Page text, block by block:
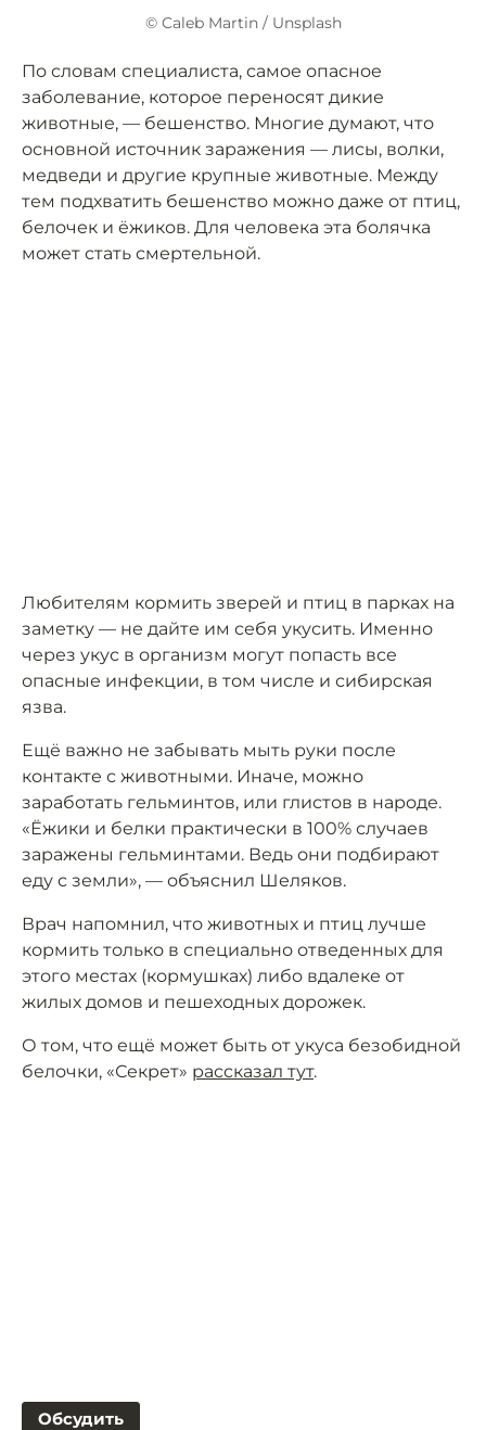
© Caleb Martin / Unsplash
По словам специалиста, самое опасное
заболевание, которое переносят дикие
животные, — бешенство. Многие думают, что
основной источник заражения — лисы, волки,
медведи и другие крупные животные. Между
тем подхватить бешенство можно даже от птиц,
белочек и ёжиков. Для человека эта болячка
может стать смертельной.
Любителям кормить зверей и птиц в парках на
заметку — не дайте им себя укусить. Именно
через укус в организм могут попасть все
опасные инфекции, в том числе и сибирская
язва.
Ещё важно не забывать мыть руки после
контакте с животными. Иначе, можно
заработать гельминтов, или глистов в народе.
«Ёжики и белки практически в 100% случаев
заражены гельминтами. Ведь они подбирают
еду с земли», — объяснил Шеляков.
Врач напомнил, что животных и птиц лучше
кормить только в специально отведенных для
этого местах (кормушках) либо вдалеке от
жилых домов и пешеходных дорожек.
О том, что ещё может быть от укуса безобидной
белочки, «Секрет» рассказал тут.
Обсудить